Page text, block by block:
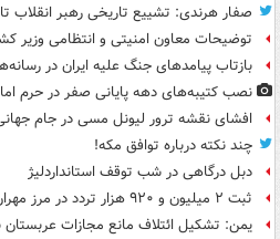
صفار هرندی: تشییع تاریخی رهبر انقلاب
توضیحات معاون امنیتی و انتظامی وزیر
بازتاب پیامدهای جنگ علیه ایران در
نصب کتیبه‌های دهه پایانی صفر در حرم
افشای نقشه ترور لیونل مسی در جام جهانی
چند نکته درباره توافق مکه!
دبل درگاهی در شب توقف استانداردلیژ
ثبت ۲ میلیون و ۹۲۰ هزار تردد در مرز مهران طی ایام اربعین
یمن: تشکیل ائتلاف مانع مجازات